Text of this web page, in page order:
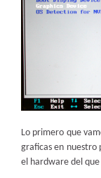
Lo primero que
graficas en nuestro
el hardware del que